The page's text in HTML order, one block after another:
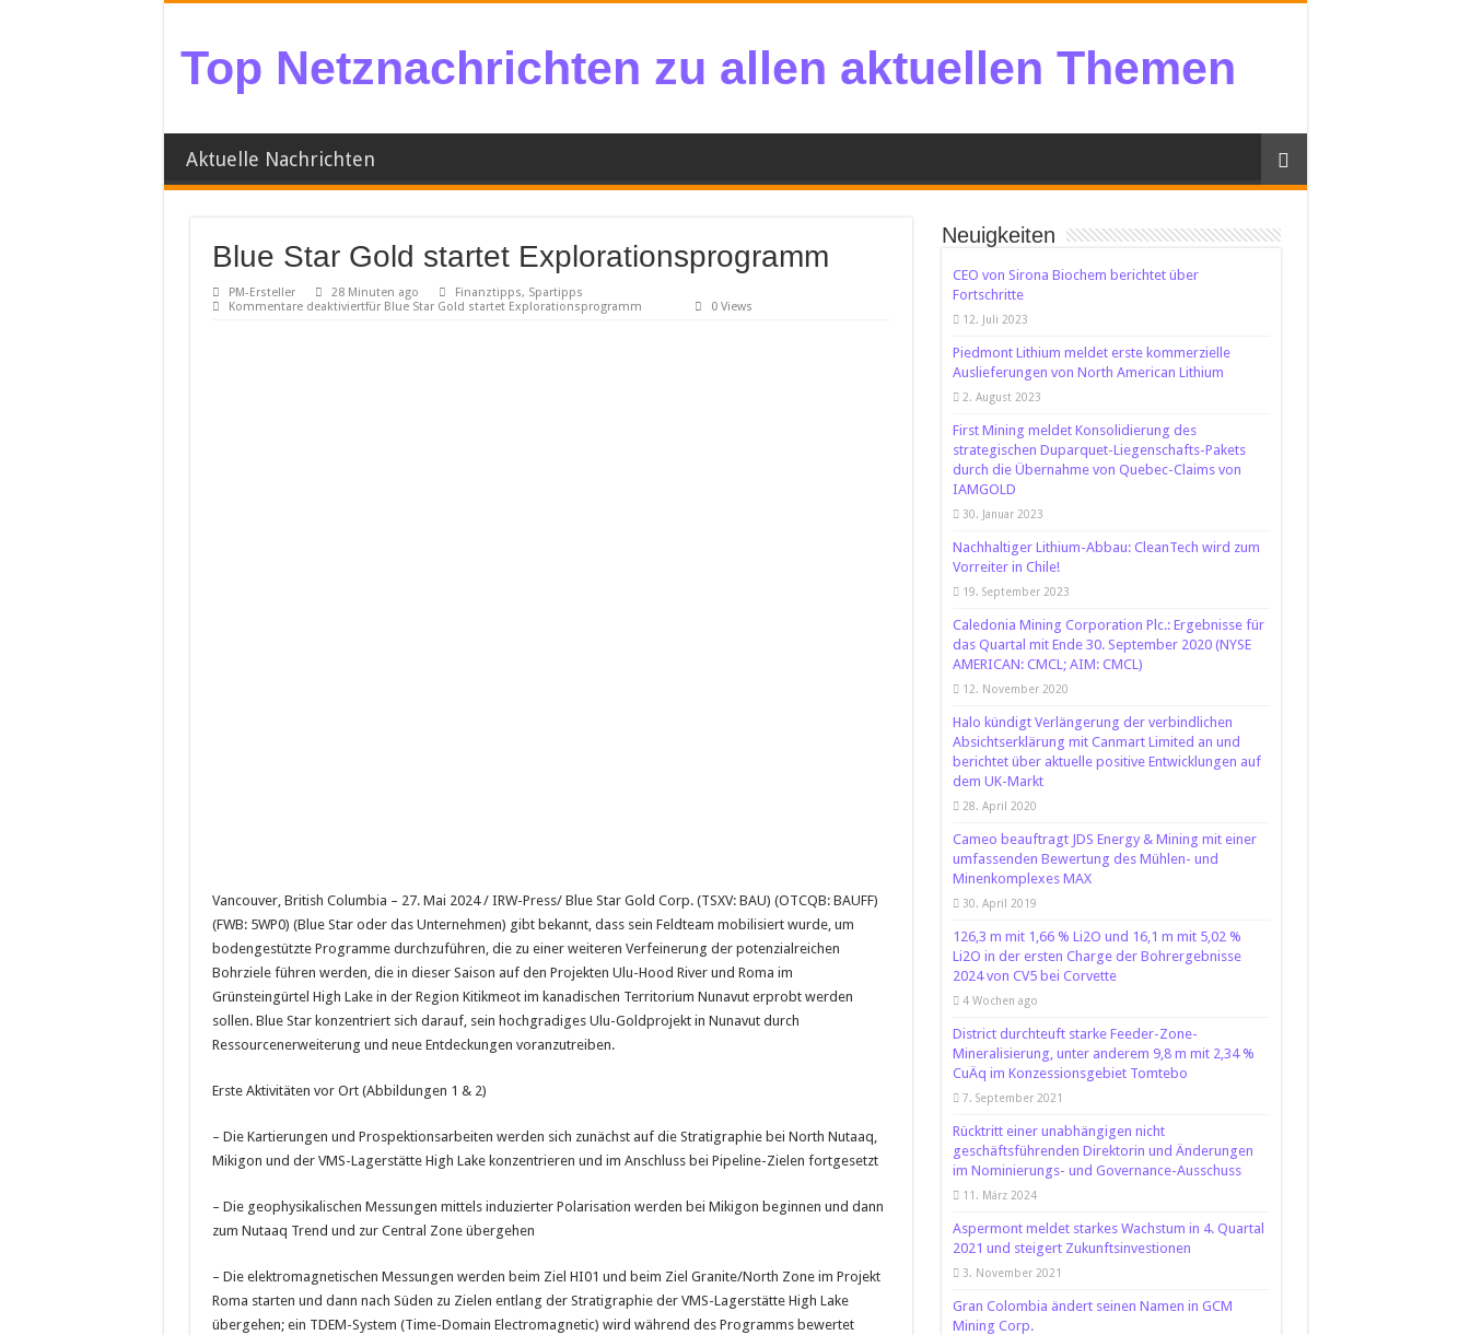
Top Netznachrichten zu allen aktuellen Themen
Aktuelle Nachrichten
Blue Star Gold startet Explorationsprogramm
PM-Ersteller 28 Minuten ago
Finanztipps, Spartipps
Kommentare deaktiviertfür Blue Star Gold startet Explorationsprogramm 0 Views
Vancouver, British Columbia – 27. Mai 2024 / IRW-Press/ Blue Star Gold Corp. (TSXV: BAU) (OTCQB: BAUFF)
(FWB: 5WP0) (Blue Star oder das Unternehmen) gibt bekannt, dass sein Feldteam mobilisiert wurde, um
bodengestützte Programme durchzuführen, die zu einer weiteren Verfeinerung der potenzialreichen
Bohrziele führen werden, die in dieser Saison auf den Projekten Ulu-Hood River und Roma im
Grünsteingürtel High Lake in der Region Kitikmeot im kanadischen Territorium Nunavut erprobt werden
sollen. Blue Star konzentriert sich darauf, sein hochgradiges Ulu-Goldprojekt in Nunavut durch
Ressourcenerweiterung und neue Entdeckungen voranzutreiben.
Erste Aktivitäten vor Ort (Abbildungen 1 & 2)
– Die Kartierungen und Prospektionsarbeiten werden sich zunächst auf die Stratigraphie bei North Nutaaq,
Mikigon und der VMS-Lagerstätte High Lake konzentrieren und im Anschluss bei Pipeline-Zielen fortgesetzt
– Die geophysikalischen Messungen mittels induzierter Polarisation werden bei Mikigon beginnen und dann
zum Nutaaq Trend und zur Central Zone übergehen
– Die elektromagnetischen Messungen werden beim Ziel HI01 und beim Ziel Granite/North Zone im Projekt
Roma starten und dann nach Süden zu Zielen entlang der Stratigraphie der VMS-Lagerstätte High Lake
übergehen; ein TDEM-System (Time-Domain Electromagnetic) wird während des Programms bewertet
Neuigkeiten
CEO von Sirona Biochem berichtet über
Fortschritte
12. Juli 2023
Piedmont Lithium meldet erste kommerzielle
Auslieferungen von North American Lithium
2. August 2023
First Mining meldet Konsolidierung des
strategischen Duparquet-Liegenschafts-Pakets
durch die Übernahme von Quebec-Claims von
IAMGOLD
30. Januar 2023
Nachhaltiger Lithium-Abbau: CleanTech wird zum
Vorreiter in Chile!
19. September 2023
Caledonia Mining Corporation Plc.: Ergebnisse für
das Quartal mit Ende 30. September 2020 (NYSE
AMERICAN: CMCL; AIM: CMCL)
12. November 2020
Halo kündigt Verlängerung der verbindlichen
Absichtserklärung mit Canmart Limited an und
berichtet über aktuelle positive Entwicklungen auf
dem UK-Markt
28. April 2020
Cameo beauftragt JDS Energy & Mining mit einer
umfassenden Bewertung des Mühlen- und
Minenkomplexes MAX
30. April 2019
126,3 m mit 1,66 % Li2O und 16,1 m mit 5,02 %
Li2O in der ersten Charge der Bohrergebnisse
2024 von CV5 bei Corvette
4 Wochen ago
District durchteuft starke Feeder-Zone-
Mineralisierung, unter anderem 9,8 m mit 2,34 %
CuÄq im Konzessionsgebiet Tomtebo
7. September 2021
Rücktritt einer unabhängigen nicht
geschäftsführenden Direktorin und Änderungen
im Nominierungs- und Governance-Ausschuss
11. März 2024
Aspermont meldet starkes Wachstum in 4. Quartal
2021 und steigert Zukunftsinvestionen
3. November 2021
Gran Colombia ändert seinen Namen in GCM
Mining Corp.